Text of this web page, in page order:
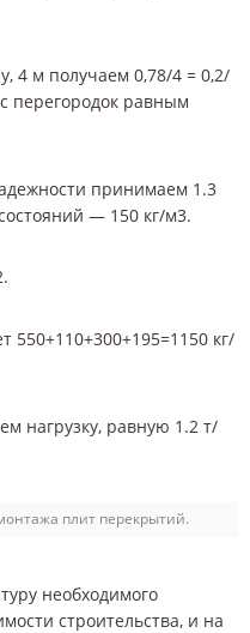
4 м получаем 0,78/4 = 0,2/
перегородок равным
принимаем 1.3
— 150 кг/м3.
550+110+300+195=1150 кг/
нагрузку, равную 1.2 т/
плит перекрытий.
необходимого
строительства, и на